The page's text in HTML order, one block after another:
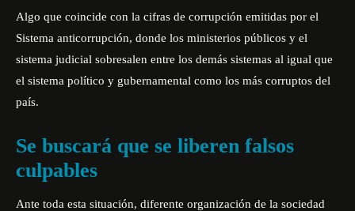
Algo que coincide con la cifras de corrupción emitidas por el
Sistema anticorrupción, donde los ministerios públicos y el
sistema judicial sobresalen entre los demás sistemas al igual que
el sistema político y gubernamental como los más corruptos del
país.
Se buscará que se liberen falsos
culpables
Ante toda esta situación, diferente organización de la sociedad